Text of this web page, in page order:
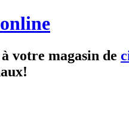
votre magasin de